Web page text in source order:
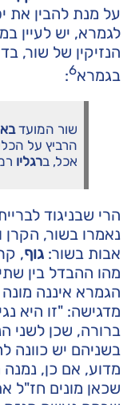
על מנת להבין את
לגמרא, יש לעיין
הנזיקין של שור,
בגמרא6
:
שור המועד
הרביץ על
אכל, ברגליו
הרי שבניגוד
נאמרו בשור, הקרן
אבות בשור: גוף,
מהו ההבדל בין
הגמרא איננה
מדגישה: "זו היא
ברורה, שכן לשני
בשניהם יש כוונה
מדוע, אם כן,
שכאן מונים חז"ל